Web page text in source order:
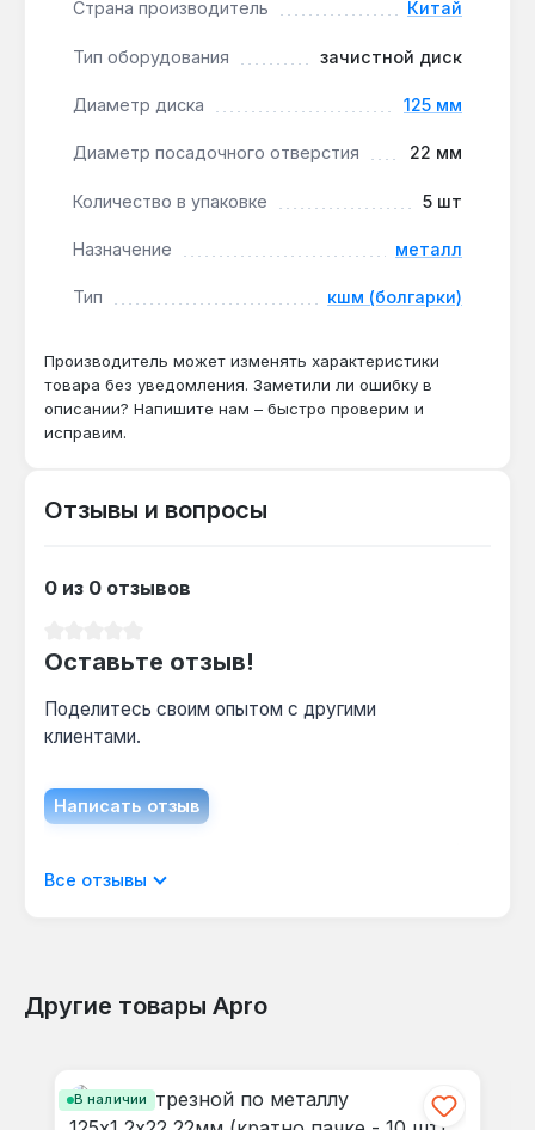
поверхности без перерыва на покупку
строительных бригад.
кузовных деталей перед сваркой, в
строительстве — для обработки
Производство — Китай. Гарантия от
Подходит ли для нержавеющей стали?
Да — диск предназначен для металла,
включая нержавейку, при условии
использования на УШМ с регулировкой
автомобиль?
упаковки 5 шт — остаётся запас на мелкие
Страна производитель Китай
Тип оборудования зачистной диск
Диаметр диска 125 мм
Диаметр посадочного отверстия 22 мм
Количество в упаковке 5 шт
Назначение металл
Тип кшм (болгарки)
Производитель может изменять характеристики
товара без уведомления. Заметили ли ошибку в
описании? Напишите нам – быстро проверим и
исправим.
Отзывы и вопросы
0 из 0 отзывов
Оставьте отзыв!
Поделитесь своим опытом с другими
клиентами.
Написать отзыв
Отображать отзывы только на текущем
Все отзывы
Другие товары Apro
В наличии